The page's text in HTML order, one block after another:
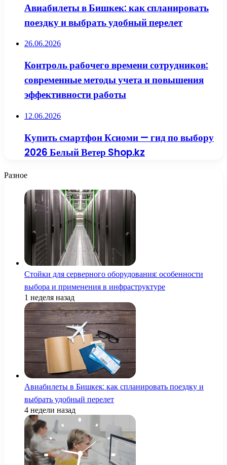
Авиабилеты в Бишкек: как спланировать
поездку и выбрать удобный перелет
26.06.2026
Контроль рабочего времени сотрудников:
современные методы учета и повышения
эффективности работы
12.06.2026
Купить смартфон Ксиоми — гид по выбору
2026 Белый Ветер Shop.kz
Разное
Стойки для серверного оборудования: особенности
выбора и применения в инфраструктуре
1 неделя назад
Авиабилеты в Бишкек: как спланировать поездку и
выбрать удобный перелет
4 недели назад